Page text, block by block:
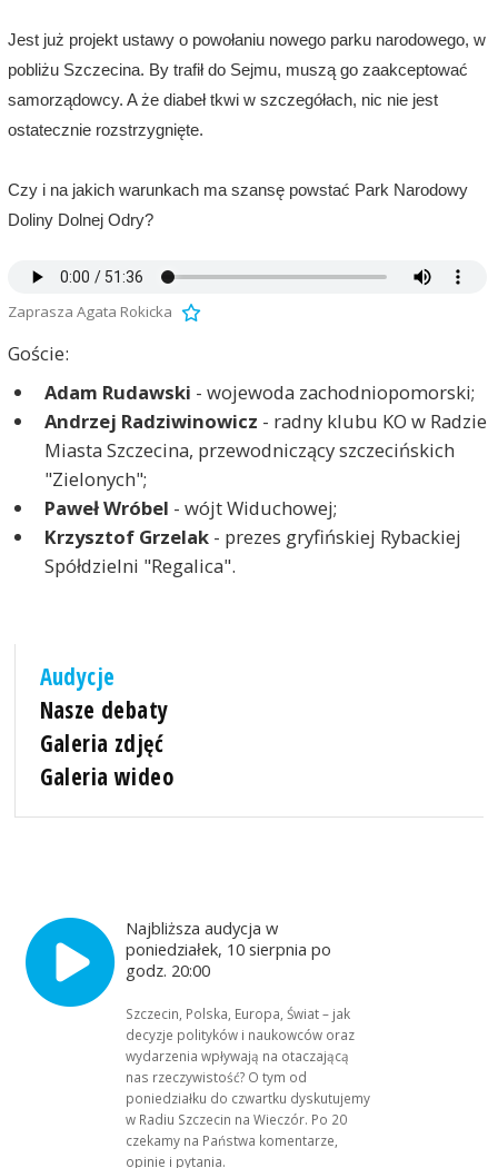
Jest już projekt ustawy o powołaniu nowego parku narodowego, w
pobliżu Szczecina. By trafił do Sejmu, muszą go zaakceptować
samorządowcy. A że diabeł tkwi w szczegółach, nic nie jest
ostatecznie rozstrzygnięte.
Czy i na jakich warunkach ma szansę powstać Park Narodowy
Doliny Dolnej Odry?
Zaprasza Agata Rokicka
Goście:
Adam Rudawski - wojewoda zachodniopomorski;
Andrzej Radziwinowicz - radny klubu KO w Radzie
Miasta Szczecina, przewodniczący szczecińskich
"Zielonych";
Paweł Wróbel - wójt Widuchowej;
Krzysztof Grzelak- prezes gryfińskiej Rybackiej
Spółdzielni "Regalica".
Audycje
Nasze debaty
Galeria zdjęć
Galeria wideo
Najbliższa audycja w
poniedziałek, 10 sierpnia po
godz. 20:00
Szczecin, Polska, Europa, Świat – jak
decyzje polityków i naukowców oraz
wydarzenia wpływają na otaczającą
nas rzeczywistość? O tym od
poniedziałku do czwartku dyskutujemy
w Radiu Szczecin na Wieczór. Po 20
czekamy na Państwa komentarze,
opinie i pytania.